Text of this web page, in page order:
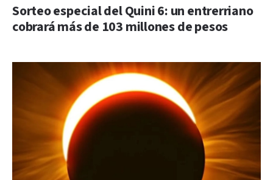
Sorteo especial del Quini 6: un entrerriano
cobrará más de 103 millones de pesos